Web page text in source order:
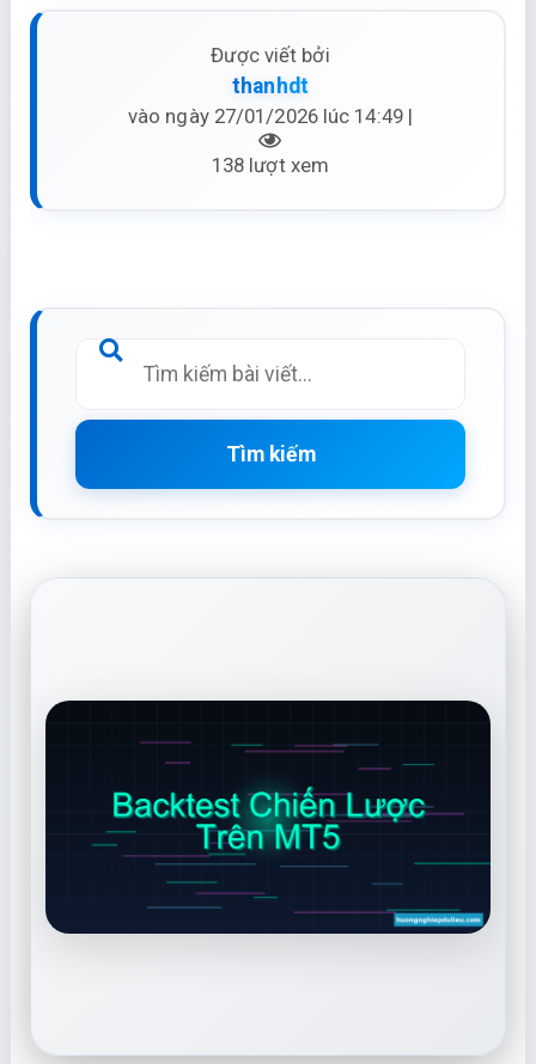
Được viết bởi
thanhdt
vào ngày 27/01/2026 lúc 14:49 |
138 lượt xem
Tìm kiếm